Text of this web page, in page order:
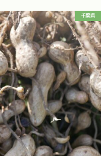
千葉県